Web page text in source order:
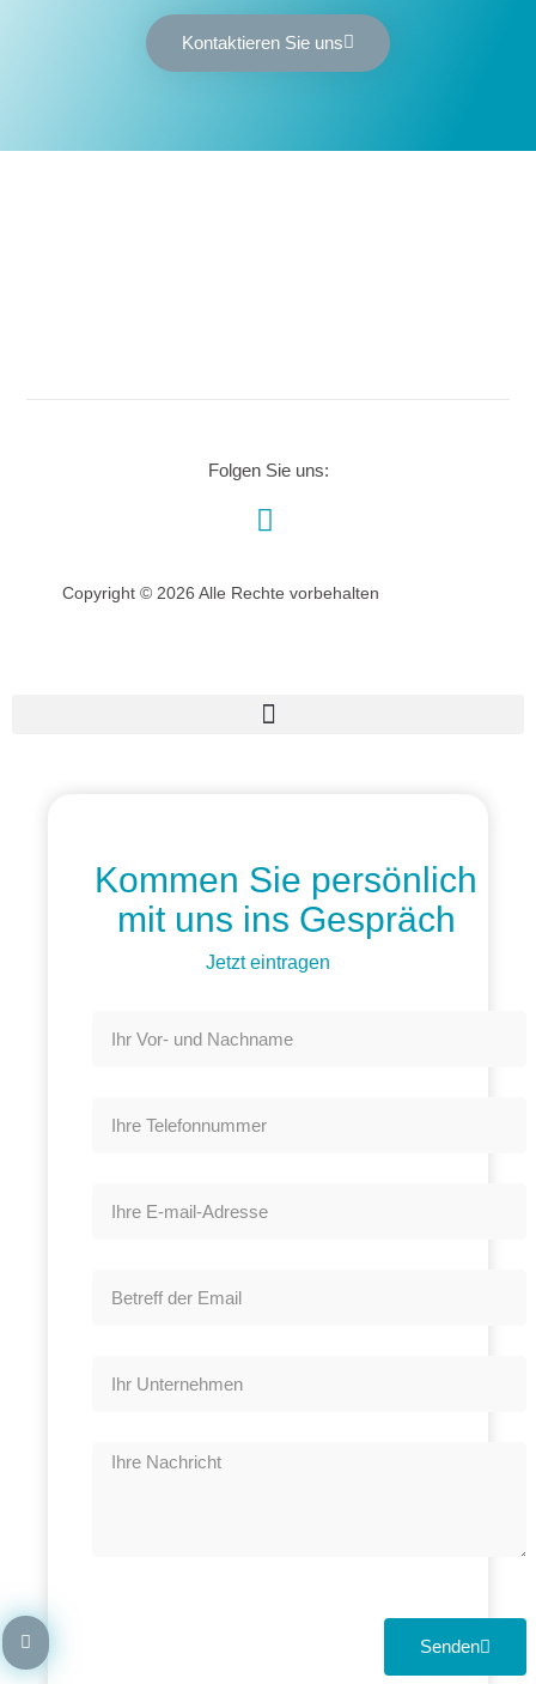
Kontaktieren Sie uns
Folgen Sie uns:
Copyright © 2026 Alle Rechte vorbehalten
Kommen Sie persönlich
mit uns ins Gespräch
Jetzt eintragen
Senden